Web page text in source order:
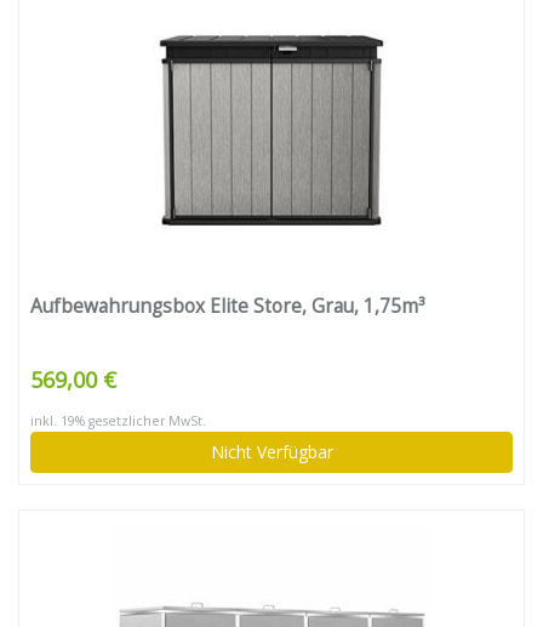
Aufbewahrungsbox Elite Store, Grau, 1,75m³
569,00 €
inkl. 19% gesetzlicher MwSt.
Nicht Verfügbar